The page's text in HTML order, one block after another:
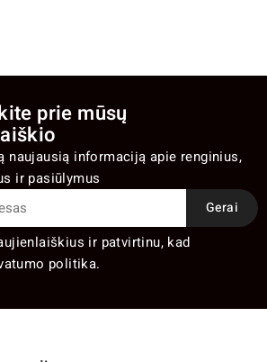
prie mūsų
naujausią informaciją apie renginius,
ir pasiūlymus
ir patvirtinu, kad
politika.